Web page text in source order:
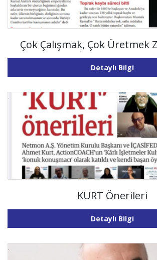
Çok Çalışmak, Çok Üretmek
Detaylı Bilgi
KURT Önerileri
Detaylı Bilgi